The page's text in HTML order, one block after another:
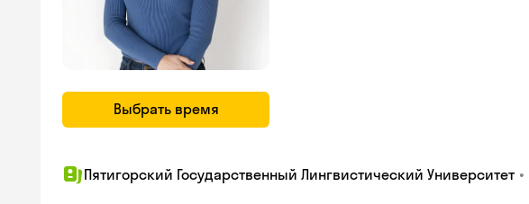
Выбрать время
Пятигорский Государственный Лингвистический Университет •